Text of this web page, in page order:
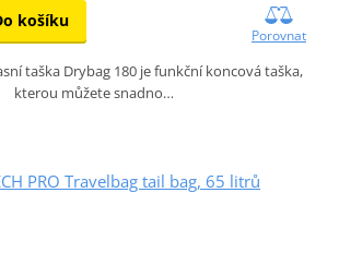
košíku
Porovnat
taška Drybag 180 je funkční koncová taška,
kterou můžete snadno…
PRO Travelbag tail bag, 65 litrů